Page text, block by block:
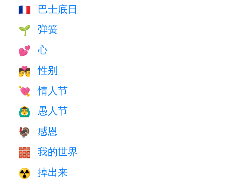
🇫🇷 巴士底日
🌱 弹簧
💕 心
💏 性别
💘 情人节
🙆‍♂️ 愚人节
🦃 感恩
🧱 我的世界
☢️ 掉出来